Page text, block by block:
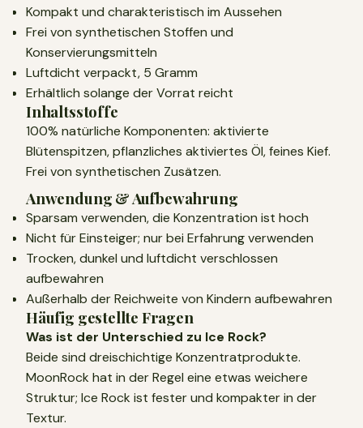
Kompakt und charakteristisch im Aussehen
Frei von synthetischen Stoffen und
Konservierungsmitteln
Luftdicht verpackt, 5 Gramm
Erhältlich solange der Vorrat reicht
Inhaltsstoffe
100% natürliche Komponenten: aktivierte
Blütenspitzen, pflanzliches aktiviertes Öl, feines Kief.
Frei von synthetischen Zusätzen.
Anwendung & Aufbewahrung
Sparsam verwenden, die Konzentration ist hoch
Nicht für Einsteiger; nur bei Erfahrung verwenden
Trocken, dunkel und luftdicht verschlossen
aufbewahren
Außerhalb der Reichweite von Kindern aufbewahren
Häufig gestellte Fragen
Was ist der Unterschied zu Ice Rock?
Beide sind dreischichtige Konzentratprodukte.
MoonRock hat in der Regel eine etwas weichere
Struktur; Ice Rock ist fester und kompakter in der
Textur.